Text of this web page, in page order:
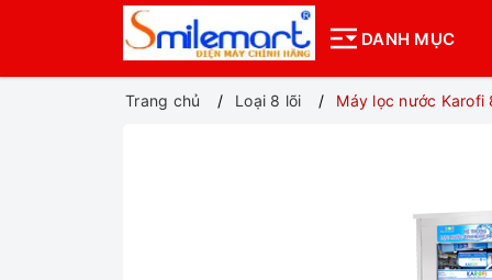
DANH MỤC
Trang chủ Loại 8 lõi Máy lọc nước Karofi